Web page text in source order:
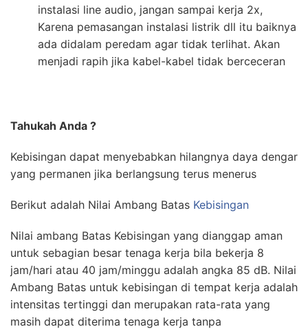
instalasi line audio, jangan sampai kerja 2x,
Karena pemasangan instalasi listrik dll itu baiknya
ada didalam peredam agar tidak terlihat. Akan
menjadi rapih jika kabel-kabel tidak berceceran
Tahukah Anda ?
Kebisingan dapat menyebabkan hilangnya daya dengar
yang permanen jika berlangsung terus menerus
Berikut adalah Nilai Ambang Batas Kebisingan
Nilai ambang Batas Kebisingan yang dianggap aman
untuk sebagian besar tenaga kerja bila bekerja 8
jam/hari atau 40 jam/minggu adalah angka 85 dB. Nilai
Ambang Batas untuk kebisingan di tempat kerja adalah
intensitas tertinggi dan merupakan rata-rata yang
masih dapat diterima tenaga kerja tanpa